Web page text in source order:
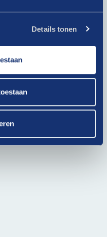
Details tonen
met ons